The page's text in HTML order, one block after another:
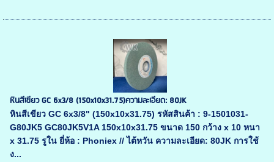
หินสีเขียว GC 6x3/8 (150x10x31.75)ความละเอียด: 80JK
หินสีเขียว GC 6x3/8" (150x10x31.75) รหัสสินค้า : 9-1501031-
G80JK5 GC80JK5V1A 150x10x31.75 ขนาด 150 กว้าง x 10 หนา
x 31.75 รูใน ยี่ห้อ : Phoniex // ไต้หวัน ความละเอียด: 80JK การใช้
ง...